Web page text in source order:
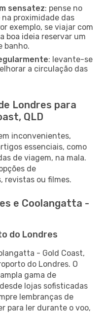
sensatez: pense no
na proximidade das
exemplo, se viajar com
boa ideia reservar um
banho.
: levante-se
a circulação das
Londres para
QLD
inconvenientes,
essenciais, como
de viagem, na mala.
de
revistas ou filmes.
e Coolangatta -
do Londres
- Gold Coast,
do Londres. O
gama de
lojas sofisticadas
lembranças de
para ler durante o voo,